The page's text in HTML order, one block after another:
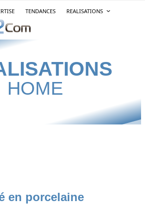
TENDANCES REALISATIONS
HOME
en porcelaine